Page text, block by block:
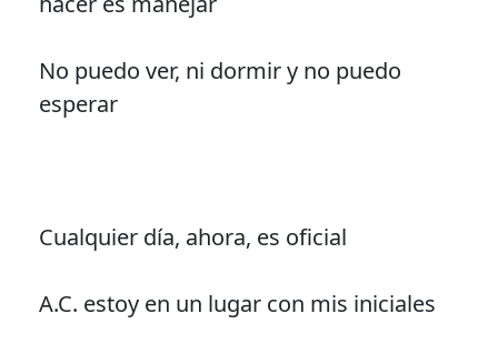
No puedo ver, ni dormir y no puedo
esperar
Cualquier día, ahora, es oficial
A.C. estoy en un lugar con mis iniciales